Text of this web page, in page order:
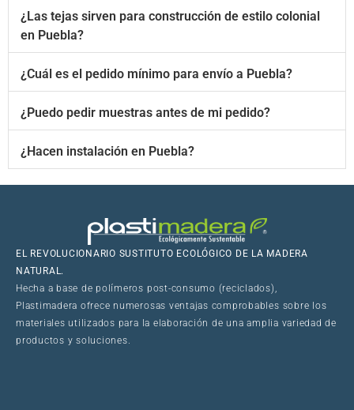
¿Las tejas sirven para construcción de estilo colonial
en Puebla?
¿Cuál es el pedido mínimo para envío a Puebla?
¿Puedo pedir muestras antes de mi pedido?
¿Hacen instalación en Puebla?
EL REVOLUCIONARIO SUSTITUTO ECOLÓGICO DE LA MADERA
NATURAL.
Hecha a base de polímeros post-consumo (reciclados),
Plastimadera ofrece numerosas ventajas comprobables sobre los
materiales utilizados para la elaboración de una amplia variedad de
productos y soluciones.